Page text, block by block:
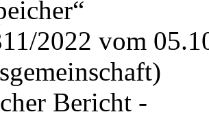
2022 vom
Bericht -